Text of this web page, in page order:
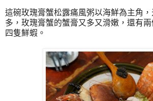
這碗玫瑰膏蟹松露痛風粥以海鮮為主角
多，玫瑰膏蟹的蟹膏又多又滑嫩，還有
四隻鮮蝦。